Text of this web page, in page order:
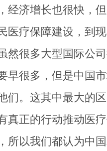
济增长也很快，但
医疗保障建设，到
然很多大型国际公
早很多，但是中国
们。这其中最大的
真正的行动推动医
所以我们都认为中